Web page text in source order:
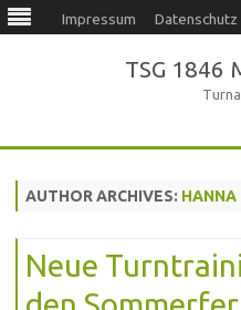
Impressum Datenschutz
TSG 1846
AUTHOR ARCHIVES: HANNA
Neue